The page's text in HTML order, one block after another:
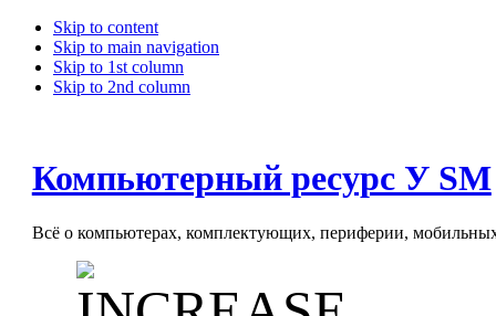
Skip to content
Skip to main navigation
Skip to 1st column
Skip to 2nd column
Компьютерный ресурс У SM
Всё о компьютерах, комплектующих, периферии, мобильных